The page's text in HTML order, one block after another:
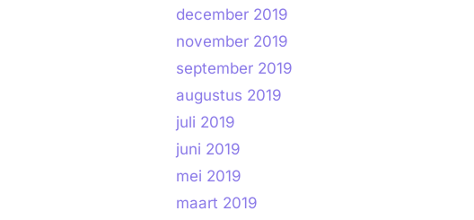
december 2019
november 2019
september 2019
augustus 2019
juli 2019
juni 2019
mei 2019
maart 2019